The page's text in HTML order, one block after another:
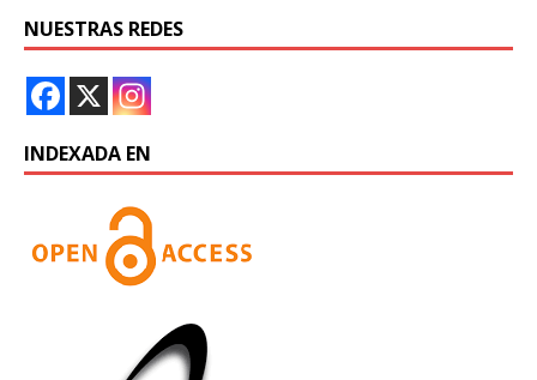
NUESTRAS REDES
INDEXADA EN